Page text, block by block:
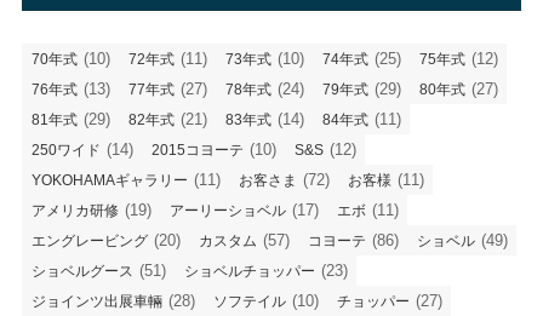
70年式 (10) 72年式 (11) 73年式 (10) 74年式 (25) 75年式 (12)
76年式 (13) 77年式 (27) 78年式 (24) 79年式 (29) 80年式 (27)
81年式 (29) 82年式 (21) 83年式 (14) 84年式 (11)
250ワイド (14) 2015コヨーテ (10) S&S (12)
YOKOHAMAギャラリー (11) お客さま (72) お客様 (11)
アメリカ研修 (19) アーリーショベル (17) エボ (11)
エングレービング (20) カスタム (57) コヨーテ (86) ショベル (49)
ショベルグース (51) ショベルチョッパー (23)
ジョインツ出展車輛 (28) ソフテイル (10) チョッパー (27)